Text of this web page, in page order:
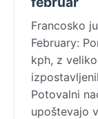
Francosko
February:
kph, z
Potovalni
upoštevajo